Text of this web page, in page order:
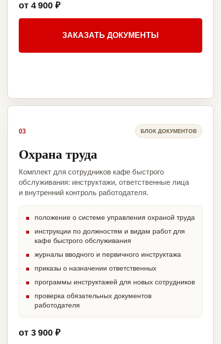
от 4 900 ₽
ЗАКАЗАТЬ ДОКУМЕНТЫ
03 БЛОК ДОКУМЕНТОВ
Охрана труда
Комплект для сотрудников кафе быстрого
обслуживания: инструктажи, ответственные лица
и внутренний контроль работодателя.
положение о системе управления охраной труда
инструкции по должностям и видам работ для
кафе быстрого обслуживания
журналы вводного и первичного инструктажа
приказы о назначении ответственных
программы инструктажей для новых сотрудников
проверка обязательных документов
работодателя
от 3 900 ₽